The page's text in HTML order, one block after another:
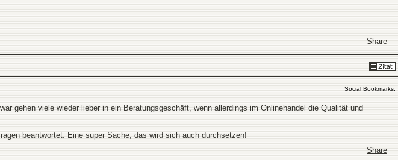
Share
Social Bookmarks:
gehen viele wieder lieber in ein Beratungsgeschäft, wenn allerdings im Onlinehandel die Qualität und
beantwortet. Eine super Sache, das wird sich auch durchsetzen!
Share